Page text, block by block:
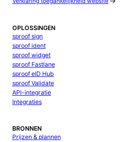
OPLOSSINGEN
sproof sign
sproof ident
sproof widget
sproof Fastlane
sproof eID Hub
sproof Validate
API-integratie
Integraties
BRONNEN
Prijzen & plannen